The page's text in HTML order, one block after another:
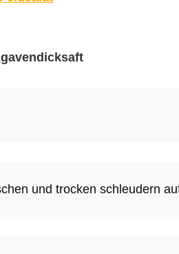
und trocken schleudern